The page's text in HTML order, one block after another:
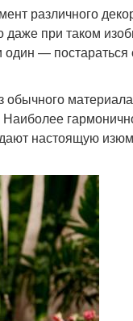
различного
при таком
один —
обычного
настоящую